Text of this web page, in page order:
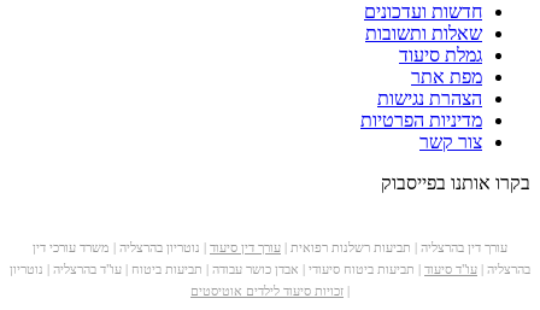
חדשות ועדכונים
שאלות ותשובות
גמלת סיעוד
מפת אתר
הצהרת נגישות
מדיניות הפרטיות
צור קשר
בקרו אותנו בפייסבוק
עורך דין בהרצליה | תביעות רשלנות רפואית | עורך דין סיעוד | נוטריון בהרצליה | משרד עורכי דין
בהרצליה | עו"ד סיעוד | תביעות ביטוח סיעודי | אבדן כושר עבודה | תביעות ביטוח | עו"ד בהרצליה | נוטריון
| זכויות סיעוד לילדים אוטיסטים